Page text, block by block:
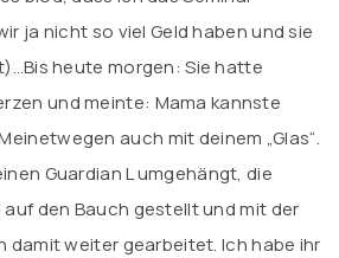
ja nicht so viel Geld haben und sie
heute morgen: Sie hatte
und meinte: Mama kannste
auch mit deinem „Glas“.
Guardian L umgehängt, die
auf den Bauch gestellt und mit der
damit weiter gearbeitet. Ich habe ihr